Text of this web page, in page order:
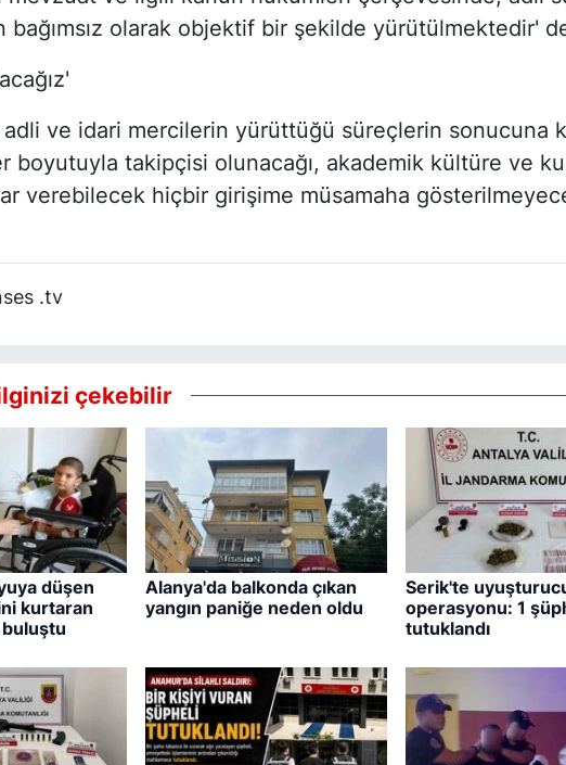
bağımsız olarak objektif bir şekilde yürütülmektedir'
adli ve idari mercilerin yürüttüğü süreçlerin sonucuna
boyutuyla takipçisi olunacağı, akademik kültüre ve
verebilecek hiçbir girişime müsamaha
.tv
çekebilir
düşen
kurtaran
buluştu
Alanya'da balkonda çıkan
yangın paniğe neden oldu
Serik'te
operasyonu: 1
tutuklandı